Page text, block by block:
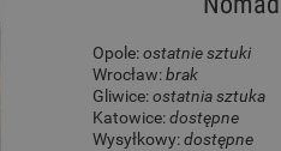
Opole:ostatnie sztuki
Wrocław:brak
Gliwice:ostatnia sztuka
Katowice:dostępne
Wysyłkowy:dostępne